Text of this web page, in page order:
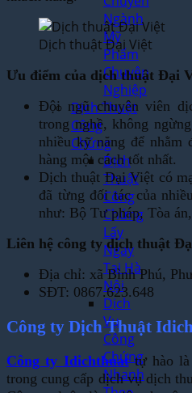
Ngành
Mỹ
Phẩm
Chuyên
Nghiệp
Dịch Thuật
Công
Chứng
Dịch
Thuật
Công
Chứng
Lấy
Ngay
Tại Hà
Nội
Dịch
Vụ
Công
Chứng
Nhanh
Dịch thuật Đại Việt
Ưu điểm của dịch thuật Đại
Đội ngũ chuyên viên
trong nghề, không
nhiều kỹ năng để nhằm
hàng một cách tốt nhất.
Dịch thuật Đại Việt có
đã từng đối tác của
như: Bộ Tư pháp, Tòa
Liên hệ công ty dịch thuật
Địa chỉ: xã Bình Phú,
SĐT: 0867.623.648
Công ty Dịch Thuật
Công ty Idichthuattự hào là
trong cung cấp dịch vụ dịch